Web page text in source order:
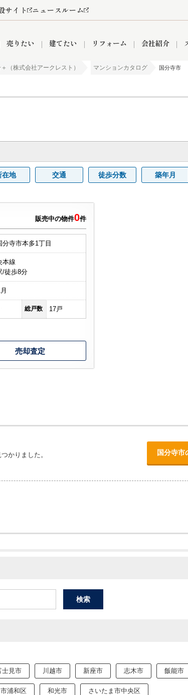
サイト ニュースルーム
8代疾病保証付き住宅ローン
ふじみ野市
売りたい
狭山市
建てたい リフォーム 会社紹介
おうちパークグループの強み
（株式会社アークレスト） マンションカタログ 国分寺市
在地 交通 徒歩分数 築年月
販売中の物件0件
分寺市本多1丁目
本線
/徒歩8分
総戸数 17戸
売却査定
かりました。 国分寺市
士見市 川越市 新座市 志木市 飯能市
浦和区 和光市 さいたま市中央区